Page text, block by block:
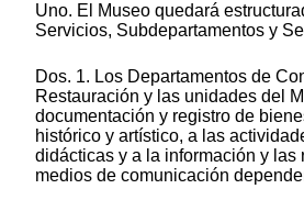
Uno. El Museo quedará
Servicios, Subdepartamentos y
Dos. 1. Los Departamentos de
Restauración y las unidades del
documentación y registro de
histórico y artístico, a las
didácticas y a la información y las
medios de comunicación